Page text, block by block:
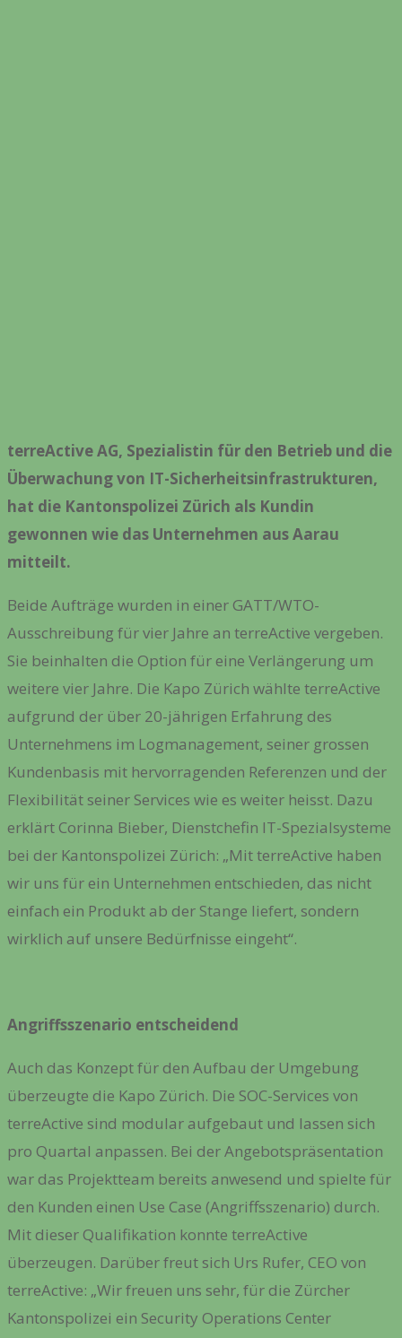
terreActive AG, Spezialistin für den Betrieb und die
Überwachung von IT-Sicherheitsinfrastrukturen,
hat die Kantonspolizei Zürich als Kundin
gewonnen wie das Unternehmen aus Aarau
mitteilt.
Beide Aufträge wurden in einer GATT/WTO-
Ausschreibung für vier Jahre an terreActive vergeben.
Sie beinhalten die Option für eine Verlängerung um
weitere vier Jahre. Die Kapo Zürich wählte terreActive
aufgrund der über 20-jährigen Erfahrung des
Unternehmens im Logmanagement, seiner grossen
Kundenbasis mit hervorragenden Referenzen und der
Flexibilität seiner Services wie es weiter heisst. Dazu
erklärt Corinna Bieber, Dienstchefin IT-Spezialsysteme
bei der Kantonspolizei Zürich: „Mit terreActive haben
wir uns für ein Unternehmen entschieden, das nicht
einfach ein Produkt ab der Stange liefert, sondern
wirklich auf unsere Bedürfnisse eingeht“.
Angriffsszenario entscheidend
Auch das Konzept für den Aufbau der Umgebung
überzeugte die Kapo Zürich. Die SOC-Services von
terreActive sind modular aufgebaut und lassen sich
pro Quartal anpassen. Bei der Angebotspräsentation
war das Projektteam bereits anwesend und spielte für
den Kunden einen Use Case (Angriffsszenario) durch.
Mit dieser Qualifikation konnte terreActive
überzeugen. Darüber freut sich Urs Rufer, CEO von
terreActive: „Wir freuen uns sehr, für die Zürcher
Kantonspolizei ein Security Operations Center